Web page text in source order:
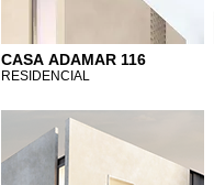
CASA ADAMAR 116
RESIDENCIAL